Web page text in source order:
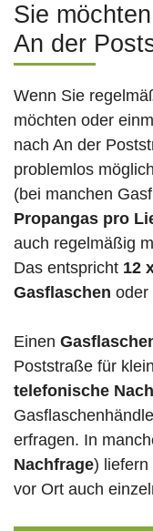
Sie
An der
Wenn Sie
möchten oder
nach An der
problemlos
(bei manchen
Propangas pro
auch regelmäßig
Das entspricht 12
Gasflaschen oder
Einen
Poststraße für
telefonische
erfragen. In
Nachfrage) liefern
vor Ort auch